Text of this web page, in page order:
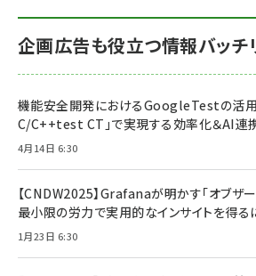
企画広告も役立つ情報バッチ
機能安全開発におけるGoogleTestの活
C/C++test CT」で実現する効率化＆AI連
4月14日 6:30
【CNDW2025】Grafanaが明かす「オブザ
最小限の労力で実用的なインサイトを得る
1月23日 6:30